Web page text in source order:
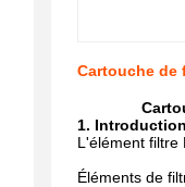
Cartouche de
1. Introduction
L'élément filtre
Éléments de